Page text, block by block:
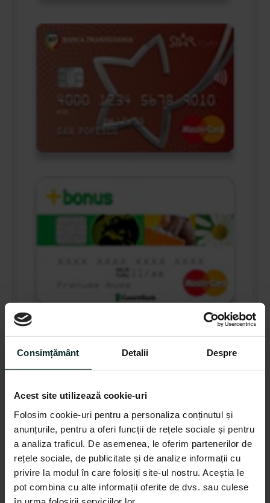
Consimțământ Detalii Despre
Acest site utilizează cookie-uri
Folosim cookie-uri pentru a personaliza conținutul și
anunțurile, pentru a oferi funcții de rețele sociale și pentru
a analiza traficul. De asemenea, le oferim partenerilor de
rețele sociale, de publicitate și de analize informații cu
privire la modul în care folosiți site-ul nostru. Aceștia le
pot combina cu alte informații oferite de dvs. sau culese